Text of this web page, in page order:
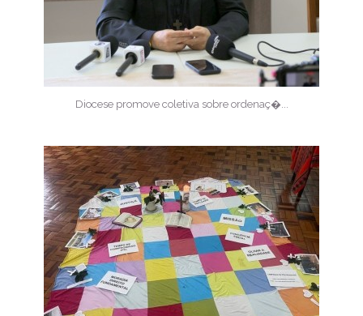
Diocese promove coletiva sobre ordenaç�...